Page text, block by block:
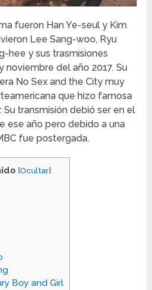
fueron Han Ye-seul y Kim
Lee Sang-woo, Ryu
hee y sus trasmisiones
del año 2017. Su
No Sex and the City muy
que hizo famosa
Su transmisión debió ser en el
ese año pero debido a una
fue postergada.
[Ocultar]
Boy and Girl